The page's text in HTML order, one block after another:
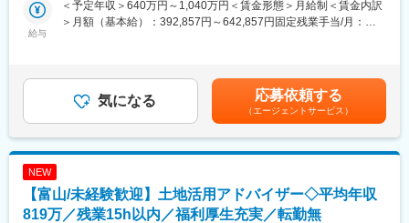
のスキルアップを全力でバックアップしています。
・幅広く建設業の資格に対して手当もあるので、スキルアップと
富山市内で、転勤もございません。
良質な生活空間の構築に努めています。
またグループ企業各社でそれぞれの地盤があり、受注が安定して
いることも特徴です。
共にブランド価値を創造する、唯一無二のクリエイティブな仕事
新規開業するパークにおいて、パーク全体のフードコンセプト設
計および
各飲食店舗の料理方針・品質基準の策定を担うフードディレクタ
【立ち上げフェーズ】
・Play Earth Park内、レストランの開発、管理運営設計 ・F＆
給与
＜予定年収＞640万円～1,040万円＜賃金形態＞月給制＜賃金内訳
＞月額（基本給）：392,857円～642,857円固定残業手当/月：
給与は当社基準に基づき決定。給与支払：月末締め翌25日支給賃
金はあくまでも目安の金額であり、選考を通じて上下する可能性
があります。月給(月額)は固定手当を含めた表記です。
気になる 応募依頼する
（エージェントサービス）
NEW
【富山/未経験歓迎】土地活用アドバイザー◇平均年収
819万／残業15h以内／福利厚生充実／転勤無